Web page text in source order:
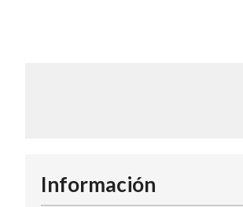
Información